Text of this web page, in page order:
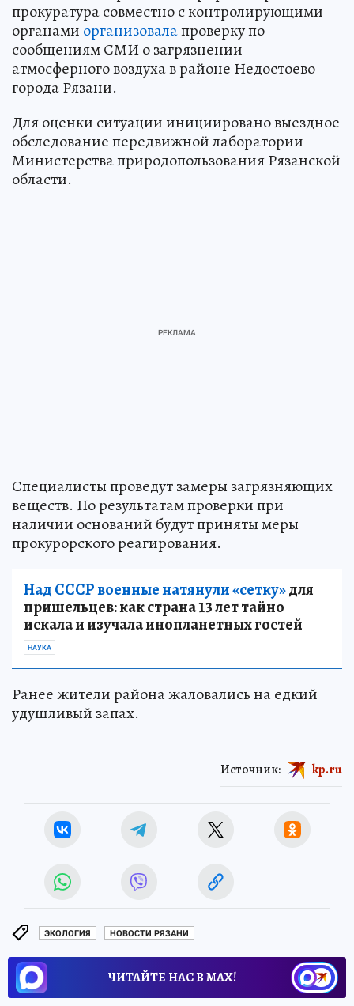
прокуратура совместно с контролирующими
органами организовалапроверку по
сообщениям СМИ о загрязнении
атмосферного воздуха в районе Недостоево
города Рязани.
Для оценки ситуации инициировано выездное
обследование передвижной лаборатории
Министерства природопользования Рязанской
области.
Специалисты проведут замеры загрязняющих
веществ. По результатам проверки при
наличии оснований будут приняты меры
прокурорского реагирования.
Над СССР военные натянули «сетку»для
пришельцев: как страна 13 лет тайно
искала и изучала инопланетных гостей
НАУКА
Ранее жители района жаловались на едкий
удушливый запах.
Источник: kp.ru
ЭКОЛОГИЯ НОВОСТИ РЯЗАНИ
ЧИТАЙТЕ НАС В МАХ!